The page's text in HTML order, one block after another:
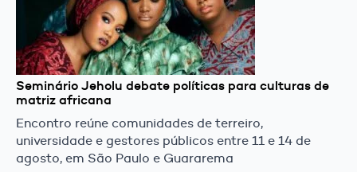
Seminário Jeholu debate políticas para culturas de
matriz africana
Encontro reúne comunidades de terreiro,
universidade e gestores públicos entre 11 e 14 de
agosto, em São Paulo e Guararema